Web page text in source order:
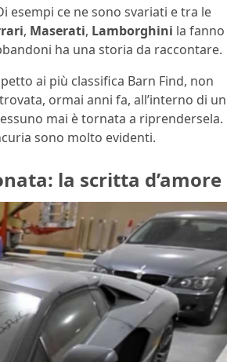
esempi ce ne sono svariati e tra le
, Maserati, Lamborghini la fanno
ha una storia da raccontare.
ai più classifica Barn Find, non
ormai anni fa, all’interno di un
mai è tornata a riprendersela.
sono molto evidenti.
la scritta d’amore